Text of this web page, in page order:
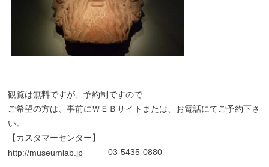
観覧は無料ですが、予約制ですので
ご希望の方は、事前にＷＥＢサイトまたは、お電話にてご予約下さ
い。
【カスタマーセンター】
http://museumlab.jp03-5435-0880